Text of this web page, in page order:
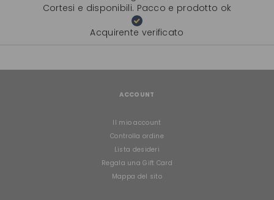
Cortesi e disponibili. Pacco e prodotto ok
Acquirente verificato
ACCOUNT
Il mio account
Controlla ordine
Lista desideri
Regala una Gift Card
Mappa del sito